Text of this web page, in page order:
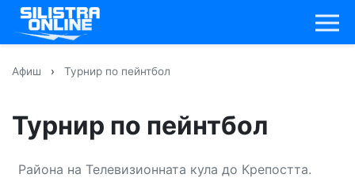
Афиш › Турнир по пейнтбол
Турнир по пейнтбол
Района на Телевизионната кула до Крепостта.